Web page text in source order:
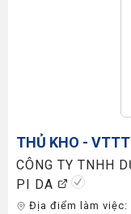
THỦ KHO -
CÔNG TY TNHH
PI DA
Địa điểm làm việc: